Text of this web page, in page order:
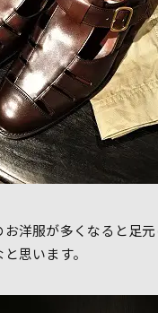
洋服が多くなると足
思います。